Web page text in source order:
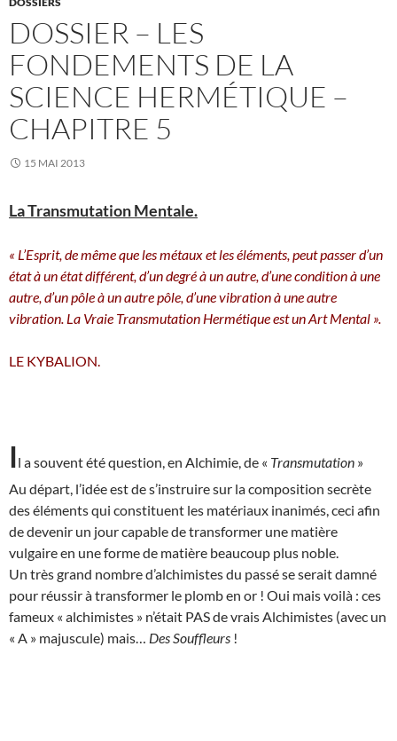
DOSSIER – LES
FONDEMENTS DE LA
SCIENCE HERMÉTIQUE –
CHAPITRE 5
15 MAI 2013
La Transmutation Mentale.
« L’Esprit, de même que les métaux et les éléments, peut passer d’un
état à un état différent, d’un degré à un autre, d’une condition à une
autre, d’un pôle à un autre pôle, d’une vibration à une autre
vibration. La Vraie Transmutation Hermétique est un Art Mental ».
LE KYBALION.
Il a souvent été question, en Alchimie, de « Transmutation »
Au départ, l’idée est de s’instruire sur la composition secrète
des éléments qui constituent les matériaux inanimés, ceci afin
de devenir un jour capable de transformer une matière
vulgaire en une forme de matière beaucoup plus noble.
Un très grand nombre d’alchimistes du passé se serait damné
pour réussir à transformer le plomb en or ! Oui mais voilà : ces
fameux « alchimistes » n’était PAS de vrais Alchimistes (avec un
« A » majuscule) mais… Des Souffleurs !